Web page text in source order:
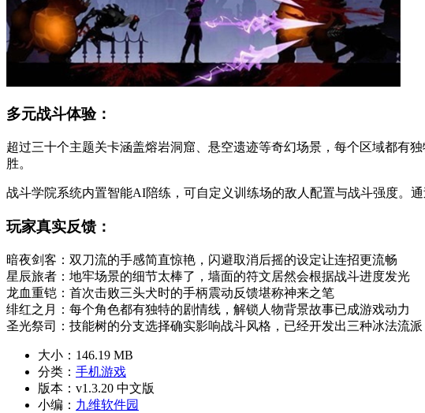
多元战斗体验：
超过三十个主题关卡涵盖熔岩洞窟、悬空遗迹等奇幻场景，每个区域都有
胜。
战斗学院系统内置智能AI陪练，可自定义训练场的敌人配置与战斗强度。
玩家真实反馈：
暗夜剑客：双刀流的手感简直惊艳，闪避取消后摇的设定让连招更流畅
星辰旅者：地牢场景的细节太棒了，墙面的符文居然会根据战斗进度发光
龙血重铠：首次击败三头犬时的手柄震动反馈堪称神来之笔
绯红之月：每个角色都有独特的剧情线，解锁人物背景故事已成游戏动力
圣光祭司：技能树的分支选择确实影响战斗风格，已经开发出三种冰法流派
大小： 146.19 MB
分类： 手机游戏
版本： v1.3.20 中文版
小编： 九维软件园